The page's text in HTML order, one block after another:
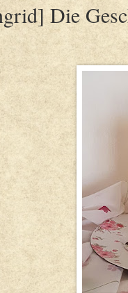
Die